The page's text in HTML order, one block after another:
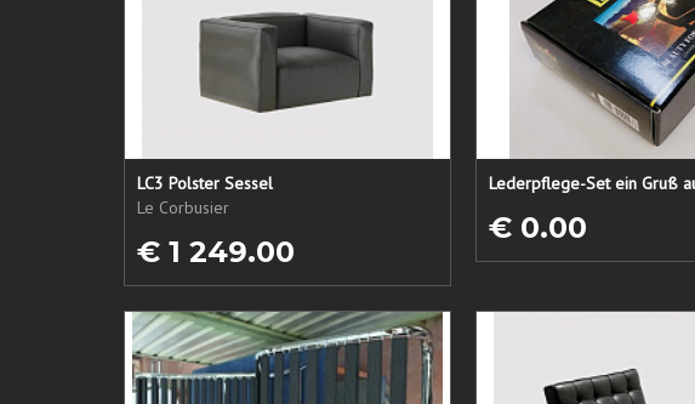
LC3 Polster Sessel
Le Corbusier
€ 1 249.00
€ 0.00